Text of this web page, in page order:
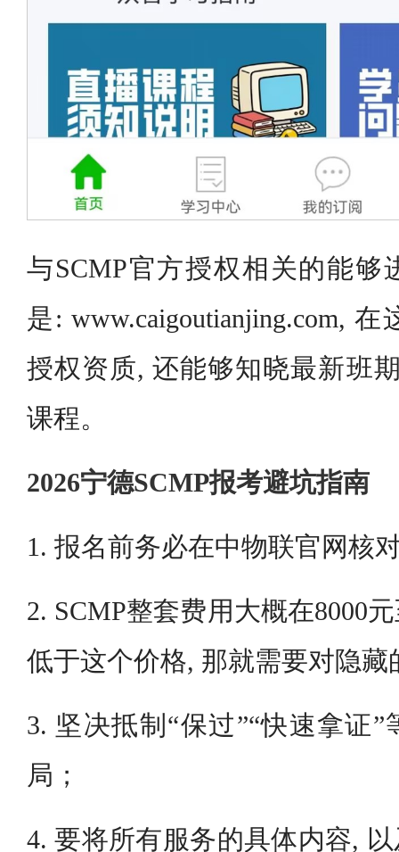
与SCMP官方授权相关的能够
是: www.caigoutianjing.com,
授权资质, 还能够知晓最新班
课程。
2026宁德SCMP报考避坑指南
1. 报名前务必在中物联官网核
2. SCMP整套费用大概在8000
低于这个价格, 那就需要对隐藏
3. 坚决抵制“保过”“快速拿证
局；
4. 要将所有服务的具体内容,